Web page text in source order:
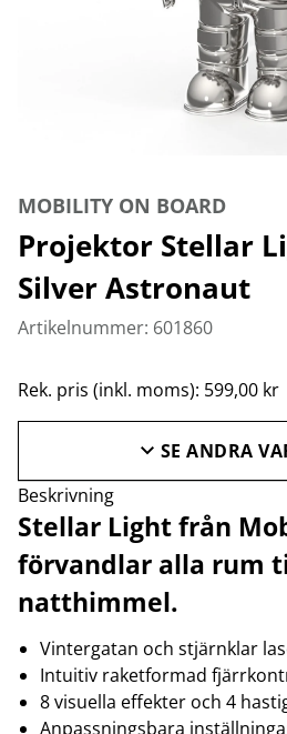
MOBILITY ON BOARD
Projektor Stellar
Silver Astronaut
Artikelnummer: 601860
Rek. pris (inkl. moms): 599,00 kr
SE ANDRA
Beskrivning
Stellar Light från
förvandlar alla rum
natthimmel.
Vintergatan och stjärnklar
Intuitiv raketformad
8 visuella effekter och 4
Anpassningsbara